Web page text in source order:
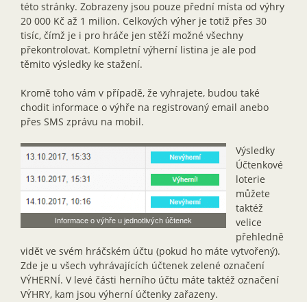
této stránky. Zobrazeny jsou pouze přední místa od výhry
20 000 Kč až 1 milion. Celkových výher je totiž přes 30
tisíc, čímž je i pro hráče jen stěží možné všechny
překontrolovat. Kompletní výherní listina je ale pod
těmito výsledky ke stažení.
Kromě toho vám v případě, že vyhrajete, budou také
chodit informace o výhře na registrovaný email anebo
přes SMS zprávu na mobil.
Informace o výhře u jednotlivých účtenek
Výsledky
Účtenkové
loterie
můžete
taktéž
velice
přehledně
vidět ve svém hráčském účtu (pokud ho máte vytvořený).
Zde je u všech vyhrávajících účtenek zelené označení
VÝHERNÍ. V levé části herního účtu máte taktéž označení
VÝHRY, kam jsou výherní účtenky zařazeny.